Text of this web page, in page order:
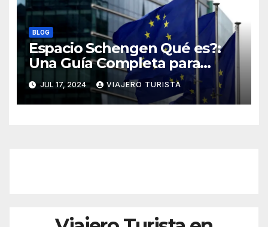
BLOG
Espacio Schengen Qué es?:
Una Guía Completa para
Viajar por Europa sin
Fronteras
JUL 17, 2024 VIAJERO TURISTA